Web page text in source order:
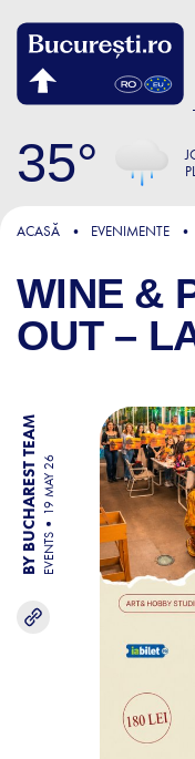
35
ACASĂ EVENIMENTE
WINE &
OUT –
BY BUCHAREST TEAM EVENTS
19 MAY 26